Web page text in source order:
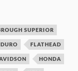
SUPERIOR
FLATHEAD
HONDA